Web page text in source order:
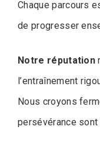
Chaque parcours
de progresser
Notre réputation
l’entraînement
Nous croyons
persévérance